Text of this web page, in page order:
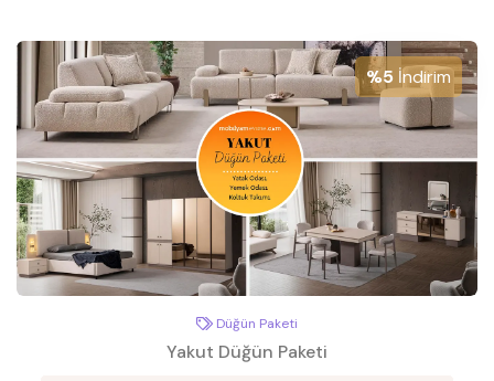
%5 İndirim
Düğün Paketi
Yakut Düğün Paketi